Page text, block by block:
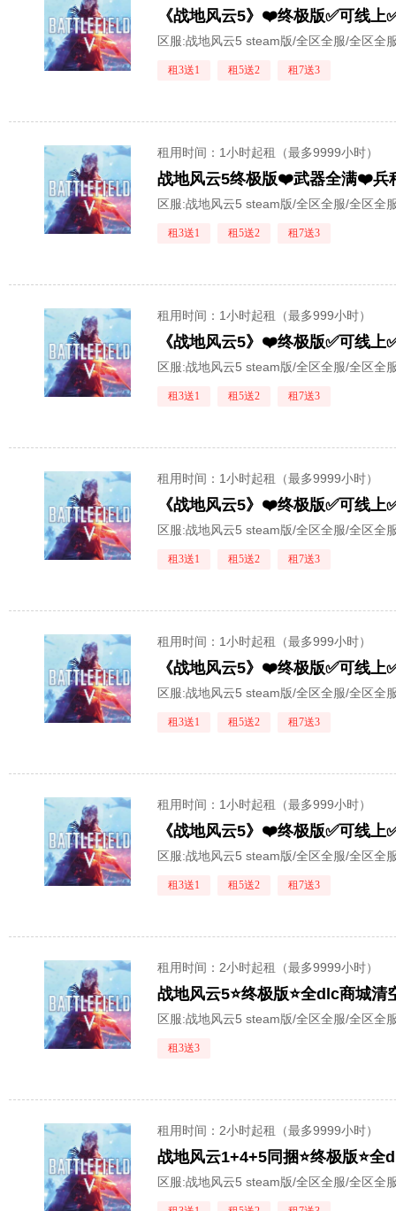
《战地风云5》❤️终极版✅可线
区服:战地风云5 steam版/全区全服/全区全
租3送1 租5送2 租7送3
租用时间 ：1小时起租（最多9999小时）
战地风云5终极版❤️武器全满❤️
区服:战地风云5 steam版/全区全服/全区全
租3送1 租5送2 租7送3
租用时间 ：1小时起租（最多999小时）
《战地风云5》❤️终极版✅可线
区服:战地风云5 steam版/全区全服/全区全
租3送1 租5送2 租7送3
租用时间 ：1小时起租（最多9999小时）
《战地风云5》❤️终极版✅可线
区服:战地风云5 steam版/全区全服/全区全
租3送1 租5送2 租7送3
租用时间 ：1小时起租（最多999小时）
《战地风云5》❤️终极版✅可线
区服:战地风云5 steam版/全区全服/全区全
租3送1 租5送2 租7送3
租用时间 ：1小时起租（最多999小时）
《战地风云5》❤️终极版✅可线
区服:战地风云5 steam版/全区全服/全区全
租3送1 租5送2 租7送3
租用时间 ：2小时起租（最多9999小时）
战地风云5⭐终极版⭐全dlc商城清
区服:战地风云5 steam版/全区全服/全区全
租3送3
租用时间 ：2小时起租（最多9999小时）
战地风云1+4+5同捆⭐终极版⭐全
区服:战地风云5 steam版/全区全服/全区全